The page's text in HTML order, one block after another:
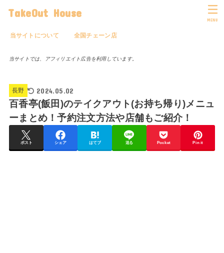
TakeOut House
当サイトについて 全国チェーン店
MENU
当サイトでは、アフィリエイト広告を利用しています。
長野 2024.05.02
百香亭(飯田)のテイクアウト(お持ち帰り)メニュ
ーまとめ！予約注文方法や店舗もご紹介！
ポスト シェア はてブ 送る Pocket Pin it